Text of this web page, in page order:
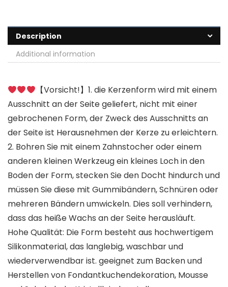
Description
Additional information
【Vorsicht!】1. die Kerzenform wird mit einem
Ausschnitt an der Seite geliefert, nicht mit einer
gebrochenen Form, der Zweck des Ausschnitts an
der Seite ist Herausnehmen der Kerze zu erleichtern.
2. Bohren Sie mit einem Zahnstocher oder einem
anderen kleinen Werkzeug ein kleines Loch in den
Boden der Form, stecken Sie den Docht hindurch und
müssen Sie diese mit Gummibändern, Schnüren oder
mehreren Bändern umwickeln. Dies soll verhindern,
dass das heiße Wachs an der Seite herausläuft.
Hohe Qualität: Die Form besteht aus hochwertigem
Silikonmaterial, das langlebig, waschbar und
wiederverwendbar ist. geeignet zum Backen und
Herstellen von Fondantkuchendekoration, Mousse